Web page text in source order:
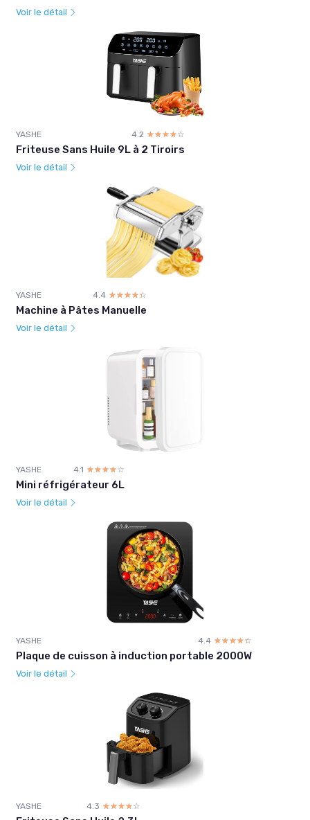
Voir le détail
YASHE 4.2 ☆☆☆☆☆
★★★★★
Friteuse Sans Huile 9L à 2 Tiroirs
Voir le détail
YASHE 4.4 ☆☆☆☆☆
★★★★★
Machine à Pâtes Manuelle
Voir le détail
YASHE 4.1 ☆☆☆☆☆
★★★★★
Mini réfrigérateur 6L
Voir le détail
YASHE 4.4 ☆☆☆☆☆
★★★★★
Plaque de cuisson à induction portable 2000W
Voir le détail
YASHE 4.3 ☆☆☆☆☆
★★★★★